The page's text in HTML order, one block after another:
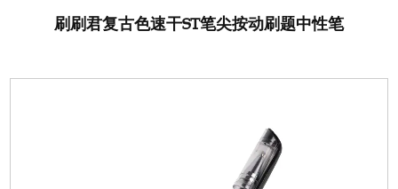
刷刷君复古色速干ST笔尖按动刷题中性笔